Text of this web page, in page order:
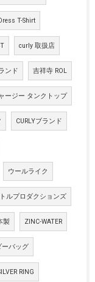
T-Shirt
curly 取扱店
ンド 吉祥寺 ROL
ージー タンクトップ
CURLYブランド
ウールライク
ルプロダクションズ
製 ZINC-WATER
ーバッグ
RING